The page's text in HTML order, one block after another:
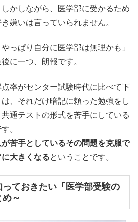
かしながら、
医学部に受かるため
嫌いは言っていられません。
っぱり自分に医学部は無理かも」
に一つ、朗報です。
率がセンター試験時代に比べて下
、それだけ暗記に頼った勉強をし
通テストの形式を苦手にしている
。
苦手としているその問題を克服で
大きくなるということです。
っておきたい「医学部受験の
～